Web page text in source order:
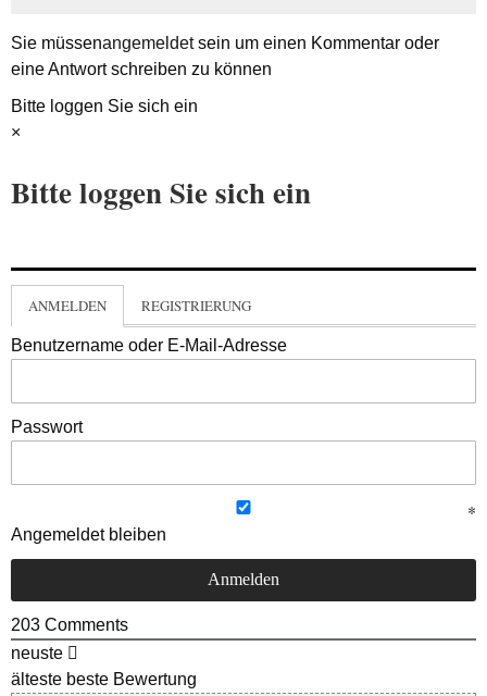
Sie müssenangemeldetsein um einen Kommentar oder
eine Antwort schreiben zu können
Bitte loggen Sie sich ein
×
Bitte loggen Sie sich ein
ANMELDEN REGISTRIERUNG
Benutzername oder E-Mail-Adresse
Passwort
Angemeldet bleiben
203 Comments
neuste
älteste beste Bewertung